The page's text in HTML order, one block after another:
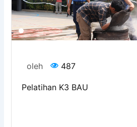
oleh 487
Pelatihan K3 BAU